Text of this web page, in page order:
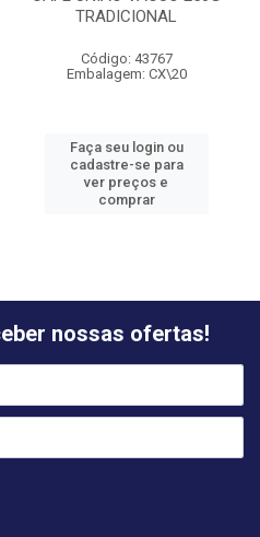
TRADICIONAL
Código: 43767
Embalagem: CX\20
Faça seu login ou
cadastre-se para
ver preços e
comprar
nossas ofertas!